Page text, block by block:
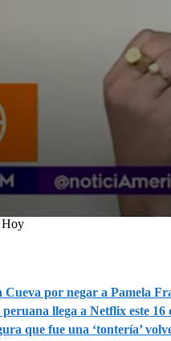
Hoy
por negar a Pamela
peruana llega a Netflix este 16
que fue una ‘tontería’